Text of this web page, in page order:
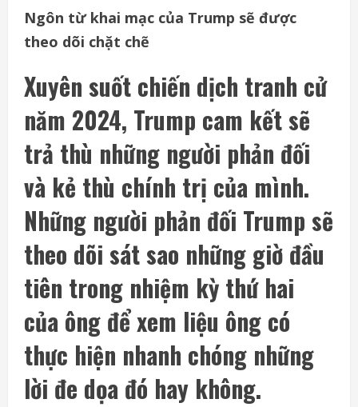
Ngôn từ khai mạc của Trump sẽ được
theo dõi chặt chẽ
Xuyên suốt chiến dịch tranh cử
năm 2024, Trump cam kết sẽ
trả thù những người phản đối
và kẻ thù chính trị của mình.
Những người phản đối Trump sẽ
theo dõi sát sao những giờ đầu
tiên trong nhiệm kỳ thứ hai
của ông để xem liệu ông có
thực hiện nhanh chóng những
lời đe dọa đó hay không.